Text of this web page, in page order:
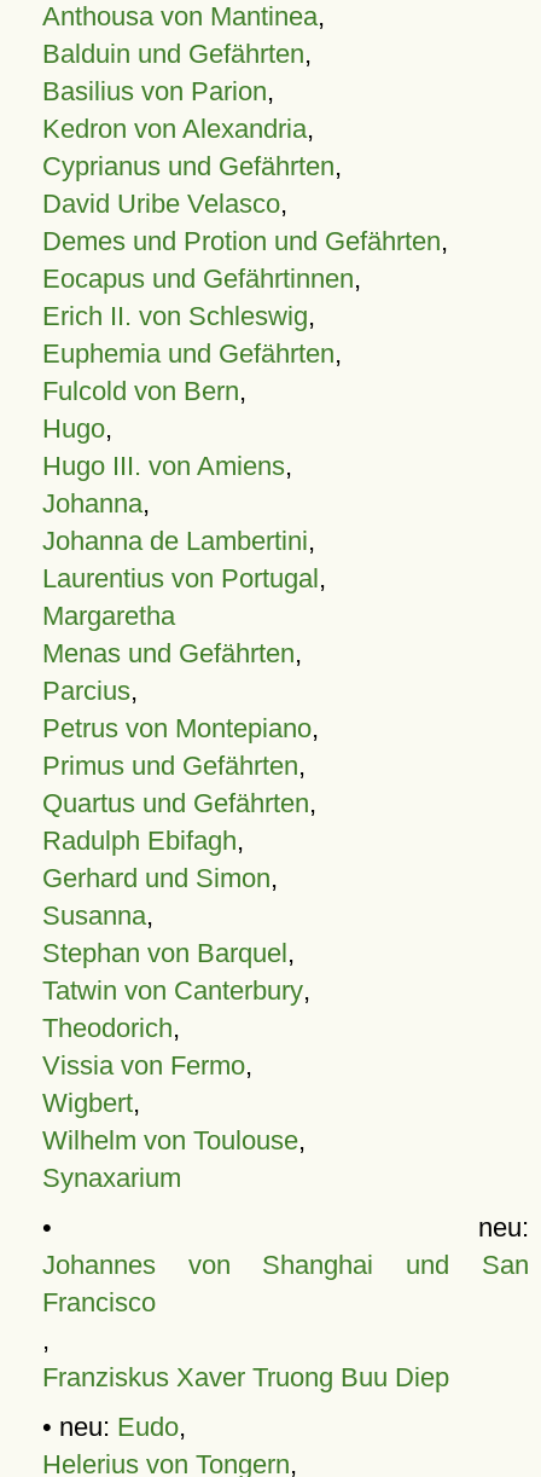
Anthousa von Mantinea,
Balduin und Gefährten,
Basilius von Parion,
Kedron von Alexandria,
Cyprianus und Gefährten,
David Uribe Velasco,
Demes und Protion und Gefährten,
Eocapus und Gefährtinnen,
Erich II. von Schleswig,
Euphemia und Gefährten,
Fulcold von Bern,
Hugo,
Hugo III. von Amiens,
Johanna,
Johanna de Lambertini,
Laurentius von Portugal,
Margaretha
Menas und Gefährten,
Parcius,
Petrus von Montepiano,
Primus und Gefährten,
Quartus und Gefährten,
Radulph Ebifagh,
Gerhard und Simon,
Susanna,
Stephan von Barquel,
Tatwin von Canterbury,
Theodorich,
Vissia von Fermo,
Wigbert,
Wilhelm von Toulouse,
Synaxarium
• neu:
Johannes von Shanghai und San
Francisco
,
Franziskus Xaver Truong Buu Diep
• neu: Eudo,
Helerius von Tongern,